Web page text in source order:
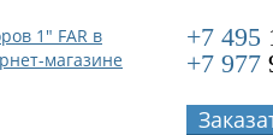
+7 495
+7 977